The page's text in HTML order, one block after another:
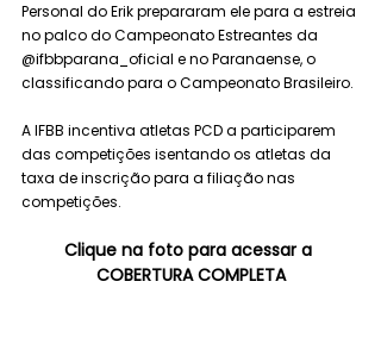
Personal do Erik prepararam ele para a estreia
no palco do Campeonato Estreantes da
@ifbbparana_oficial e no Paranaense, o
classificando para o Campeonato Brasileiro.
A IFBB incentiva atletas PCD a participarem
das competições isentando os atletas da
taxa de inscrição para a filiação nas
competições.
Clique na foto para acessar a
COBERTURA COMPLETA